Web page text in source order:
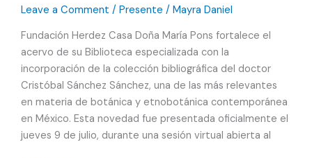
Leave a Comment / Presente / Mayra Daniel
Fundación Herdez Casa Doña María Pons fortalece el
acervo de su Biblioteca especializada con la
incorporación de la colección bibliográfica del doctor
Cristóbal Sánchez Sánchez, una de las más relevantes
en materia de botánica y etnobotánica contemporánea
en México. Esta novedad fue presentada oficialmente el
jueves 9 de julio, durante una sesión virtual abierta al